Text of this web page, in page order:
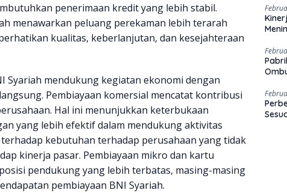
penerimaan kredit yang lebih stabil.
menawarkan peluang perekaman lebih terarah
kualitas, keberlanjutan, dan kesejahteraan
Syariah mendukung kegiatan ekonomi dengan
Pembiayaan komersial mencatat kontribusi
Hal ini menunjukkan keterbukaan
yang lebih efektif dalam mendukung aktivitas
kebutuhan terhadap perusahaan yang tidak
kinerja pasar. Pembiayaan mikro dan kartu
pendukung yang lebih terbatas, masing-masing
pembiayaan BNI Syariah.